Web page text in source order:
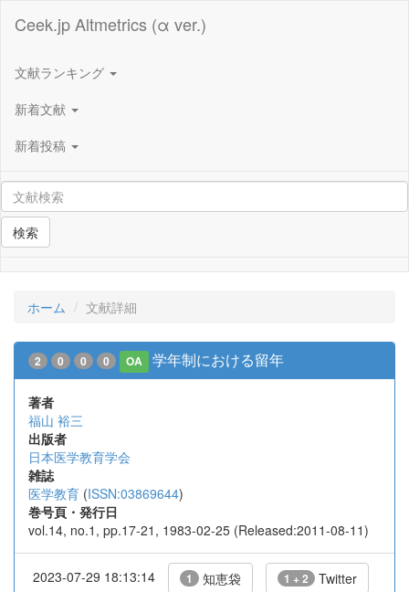
Ceek.jp Altmetrics (α ver.)
文献ランキング
新着文献
新着投稿
検索
ホーム 文献詳細
2 0 0 0 OA 学年制における留年
著者
福山 裕三
出版者
日本医学教育学会
雑誌
医学教育 (ISSN:03869644)
巻号頁・発行日
vol.14, no.1, pp.17-21, 1983-02-25 (Released:2011-08-11)
2023-07-29 18:13:14 1 知恵袋 1 + 2 Twitter